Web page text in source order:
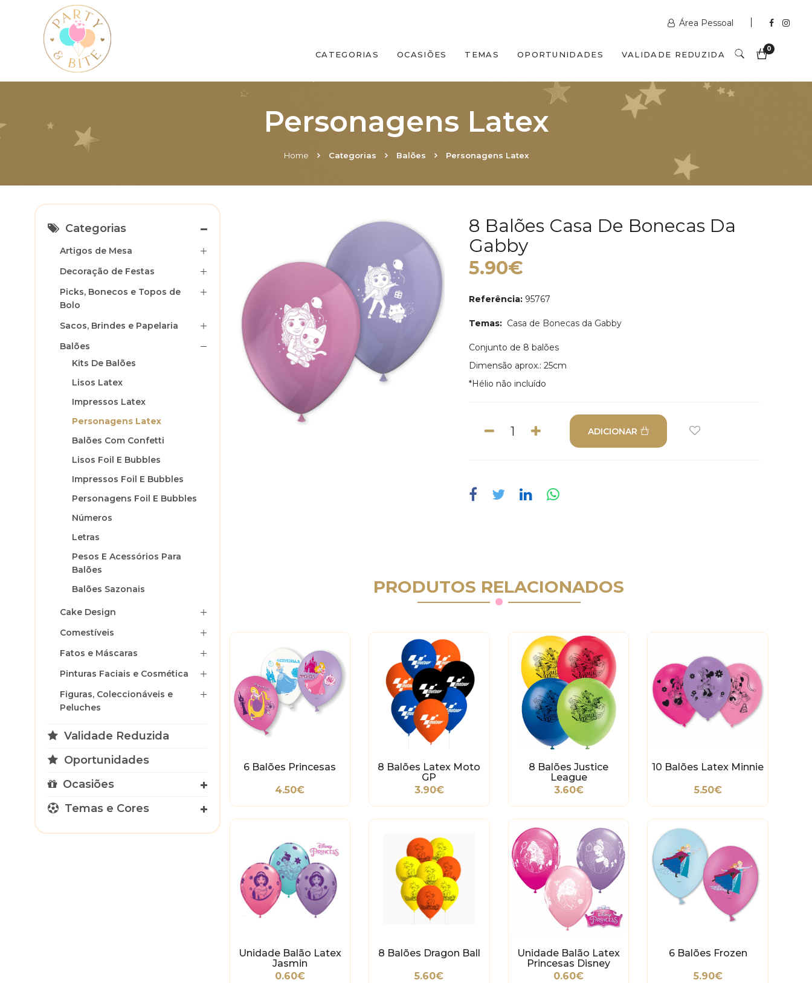
Área Pessoal
CATEGORIAS OCASIÕES TEMAS OPORTUNIDADES VALIDADE REDUZIDA
0
Personagens Latex
Home Categorias Balões Personagens Latex
Categorias
Artigos de Mesa
Decoração de Festas
Picks, Bonecos e Topos de
Bolo
Sacos, Brindes e Papelaria
Balões
Kits De Balões
Lisos Latex
Impressos Latex
Personagens Latex
Balões Com Confetti
Lisos Foil E Bubbles
Impressos Foil E Bubbles
Personagens Foil E Bubbles
Números
Letras
Pesos E Acessórios Para
Balões
Balões Sazonais
Cake Design
Comestíveis
Fatos e Máscaras
Pinturas Faciais e Cosmética
Figuras, Coleccionáveis e
Peluches
Validade Reduzida
Oportunidades
Ocasiões
Temas e Cores
8 Balões Casa De Bonecas Da
Gabby
5.90€
Referência: 95767
Temas: Casa de Bonecas da Gabby
Conjunto de 8 balões
Dimensão aprox.: 25cm
*Hélio não incluído
ADICIONAR
PRODUTOS RELACIONADOS
6 Balões Princesas
4.50€
8 Balões Latex Moto
GP
3.90€
8 Balões Justice
League
3.60€
10 Balões Latex Minnie
5.50€
Unidade Balão Latex
Jasmin
0.60€
8 Balões Dragon Ball
5.60€
Unidade Balão Latex
Princesas Disney
0.60€
6 Balões Frozen
5.90€